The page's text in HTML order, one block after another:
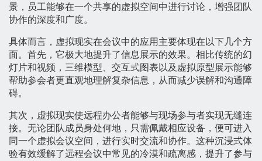
景，员工能够在一个共享的虚拟空间中进行讨论，增强团队
协作的深度和广度。
具体而言，虚拟现实在会议中的应用主要体现在以下几个方
面。首先，它极大地提升了信息展示的效果。相比传统的幻
灯片和视频，三维模型、交互式图表以及虚拟原型展示能够
帮助参会者更直观地理解复杂信息，从而减少误解和沟通障
碍。
其次，虚拟现实使远程办公者能够与现场参与者实现无缝连
接。无论团队成员身处何地，只需佩戴相应设备，便可进入
同一个虚拟会议空间，进行实时交流和协作。这种沉浸式体
验有效缓解了远程会议中常见的冷漠和疏离感，提升了参与